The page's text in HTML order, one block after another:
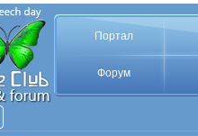
Портал
Форум